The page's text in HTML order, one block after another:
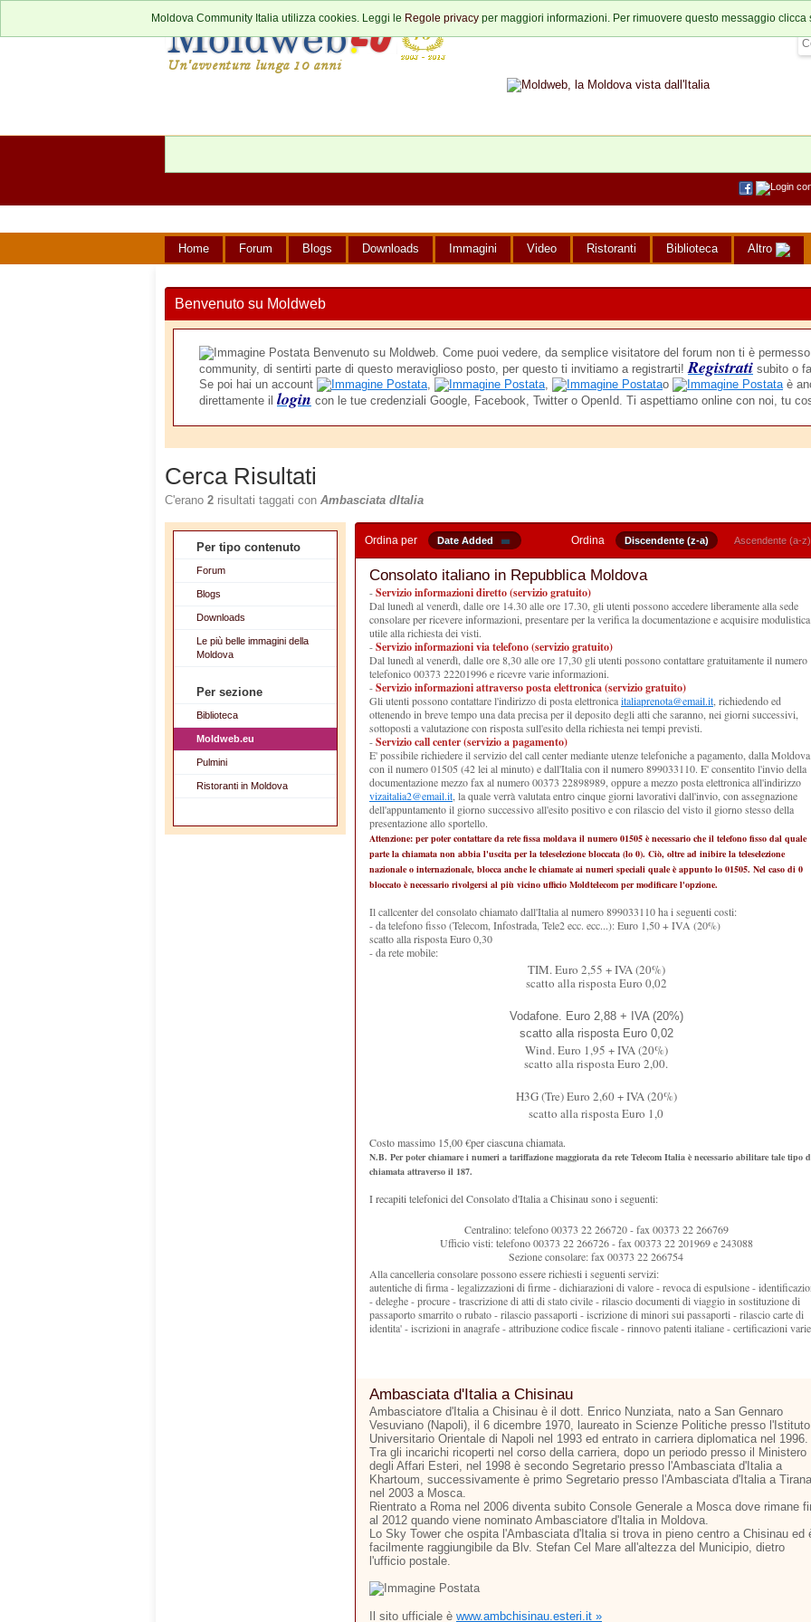
Moldova Community Italia utilizza cookies. Leggi le Regole privacy per maggiori informazioni. Per rimuovere questo messaggio
Home Forum Blogs Downloads Immagini Video Ristoranti Biblioteca Altro
Benvenuto su Moldweb
Benvenuto su Moldweb. Come puoi vedere, da semplice visitatore del forum non ti è
community, di sentirti parte di questo meraviglioso posto, per questo ti invitiamo a registrarti!Registrati subito o
Se poi hai un account
o
è
direttamente il login con le tue credenziali Google, Facebook, Twitter o OpenId. Ti aspettiamo online con noi, tu
Cerca Risultati
C'erano 2 risultati taggati con Ambasciata dItalia
Per tipo contenuto
Forum
Blogs
Downloads
Le più belle immagini della
Moldova
Per sezione
Biblioteca
Moldweb.eu
Pulmini
Ristoranti in Moldova
Ordina per Date Added Ordina Discendente (z-a) Ascendente (a-z)
Consolato italiano in Repubblica Moldova
-Servizio informazioni diretto (servizio gratuito)
Dal lunedì al venerdì, dalle ore 14.30 alle ore 17.30, gli utenti possono accedere liberamente alla sede
consolare per ricevere informazioni, presentare per la verifica la documentazione e acquisire modulistica
utile alla richiesta dei visti.
-Servizio informazioni via telefono (servizio gratuito)
Dal lunedì al venerdì, dalle ore 8,30 alle ore 17,30 gli utenti possono contattare gratuitamente il numero
telefonico 00373 22201996 e ricevre varie informazioni.
-Servizio informazioni attraverso posta elettronica (servizio gratuito)
Gli utenti possono contattare l'indirizzo di posta elettronicaitaliaprenota@email.it , richiedendo ed
ottenendo in breve tempo una data precisa per il deposito degli atti che saranno, nei giorni successivi,
sottoposti a valutazione con risposta sull'esito della richiesta nei tempi previsti.
-Servizio call center (servizio a pagamento)
E' possibile richiedere il servizio del call center mediante utenze telefoniche a pagamento, dalla Moldova
con il numero 01505 (42 lei al minuto) e dall'Italia con il numero 899033110. E' consentito l'invio della
documentazione mezzo fax al numero 00373 22898989, oppure a mezzo posta elettronica all'indirizzo
vizaitalia2@email.it , la quale verrà valutata entro cinque giorni lavorativi dall'invio, con assegnazione
dell'appuntamento il giorno successivo all'esito positivo e con rilascio del visto il giorno stesso della
presentazione allo sportello.
Attenzione: per poter contattare da rete fissa moldava il numero 01505 è necessario che il telefono fisso dal quale
parte la chiamata non abbia l'uscita per la teleselezione bloccata (lo 0). Ciò, oltre ad inibire la teleselezione
nazionale o internazionale, blocca anche le chiamate ai numeri speciali quale è appunto lo 01505. Nel caso di 0
bloccato è necessario rivolgersi al più vicino ufficio Moldtelecom per modificare l'opzione.
Il callcenter del consolato chiamato dall'Italia al numero 899033110 ha i seguenti costi:
- da telefono fisso (Telecom, Infostrada, Tele2 ecc. ecc...): Euro 1,50 + IVA (20%)
scatto alla risposta Euro 0,30
- da rete mobile:
TIM. Euro 2,55 + IVA (20%)
scatto alla risposta Euro 0,02
Vodafone. Euro 2,88 + IVA (20%)
scatto alla risposta Euro 0,02
Wind. Euro 1,95 + IVA (20%)
scatto alla risposta Euro 2,00.
H3G (Tre) Euro 2,60 + IVA (20%)
scatto alla risposta Euro 1,0
Costo massimo 15,00 €per ciascuna chiamata.
N.B. Per poter chiamare i numeri a tariffazione maggiorata da rete Telecom Italia è necessario abilitare tale tipo
chiamata attraverso il 187.
I recapiti telefonici del Consolato d'Italia a Chisinau sono i seguenti:
Centralino: telefono 00373 22 266720 - fax 00373 22 266769
Ufficio visti: telefono 00373 22 266726 - fax 00373 22 201969 e 243088
Sezione consolare: fax 00373 22 266754
Alla cancelleria consolare possono essere richiesti i seguenti servizi:
autentiche di firma - legalizzazioni di firme - dichiarazioni di valore - revoca di espulsione -
- deleghe - procure - trascrizione di atti di stato civile - rilascio documenti di viaggio in sostituzione di
passaporto smarrito o rubato - rilascio passaporti - iscrizione di minori sui passaporti - rilascio carte di
identita' - iscrizioni in anagrafe - attribuzione codice fiscale - rinnovo patenti italiane - certificazioni varie
Ambasciata d'Italia a Chisinau
Ambasciatore d'Italia a Chisinau è il dott. Enrico Nunziata, nato a San Gennaro
Vesuviano (Napoli), il 6 dicembre 1970, laureato in Scienze Politiche presso l'Istituto
Universitario Orientale di Napoli nel 1993 ed entrato in carriera diplomatica nel 1996.
Tra gli incarichi ricoperti nel corso della carriera, dopo un periodo presso il Ministero
degli Affari Esteri, nel 1998 è secondo Segretario presso l'Ambasciata d'Italia a
Khartoum, successivamente è primo Segretario presso l'Ambasciata d'Italia a
nel 2003 a Mosca.
Rientrato a Roma nel 2006 diventa subito Console Generale a Mosca dove rimane
al 2012 quando viene nominato Ambasciatore d'Italia in Moldova.
Lo Sky Tower che ospita l'Ambasciata d'Italia si trova in pieno centro a Chisinau ed
facilmente raggiungibile da Blv. Stefan Cel Mare all'altezza del Municipio, dietro
l'ufficio postale.
Il sito ufficiale è www.ambchisinau.esteri.it »